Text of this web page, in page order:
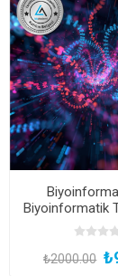
Biyoinformatik
Uygulamaları
Hemen İzle,
₺2000.00